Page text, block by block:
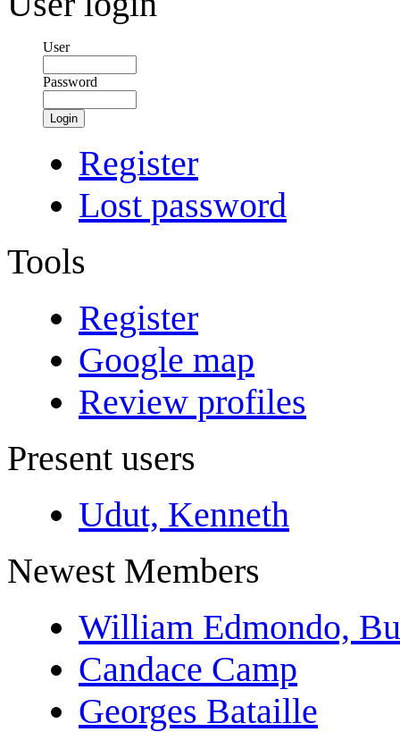
User
Password
Login
Register
Lost password
Tools
Register
Google map
Review profiles
Present users
Udut, Kenneth
Newest Members
William Edmondo,
Candace Camp
Georges Bataille